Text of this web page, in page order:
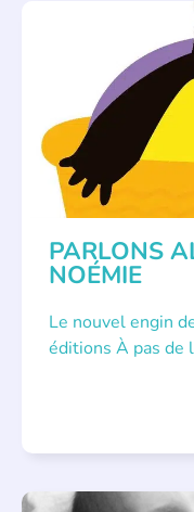
PARLONS
NOÉMIE
Le nouvel engin
éditions À pas